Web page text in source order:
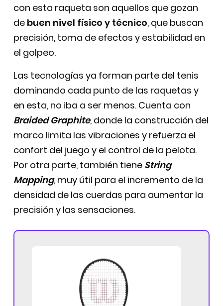
con esta raqueta son aquellos que gozan
de buen nivel físico y técnico, que buscan
precisión, toma de efectos y estabilidad en
el golpeo.
Las tecnologías ya forman parte del tenis
dominando cada punto de las raquetas y
en esta, no iba a ser menos. Cuenta con
Braided Graphite, donde la construcción del
marco limita las vibraciones y refuerza el
confort del juego y el control de la pelota.
Por otra parte, también tiene String
Mapping, muy útil para el incremento de la
densidad de las cuerdas para aumentar la
precisión y las sensaciones.